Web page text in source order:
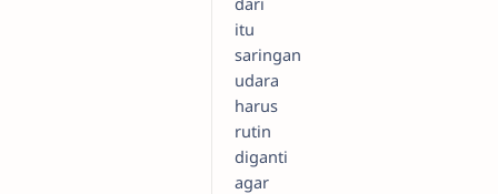
itu
saringan
udara
harus
rutin
diganti
agar